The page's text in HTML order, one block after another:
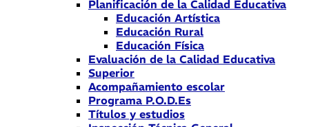
Planificación de la Calidad Educativa
Educación Artística
Educación Rural
Educación Física
Evaluación de la Calidad Educativa
Superior
Acompañamiento escolar
Programa P.O.D.Es
Títulos y estudios